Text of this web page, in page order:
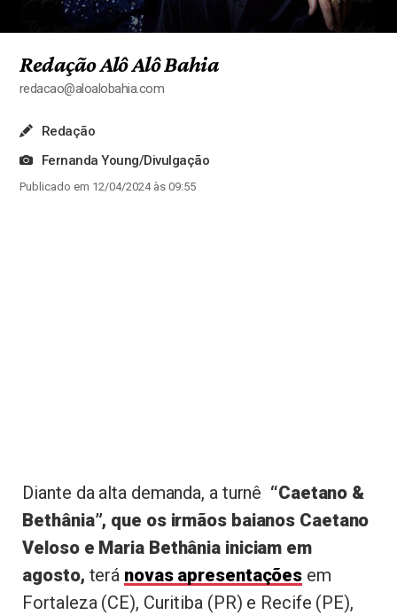
Redação Alô Alô Bahia
redacao@aloalobahia.com
Redação
Fernanda Young/Divulgação
Publicado em 12/04/2024 às 09:55
Diante da alta demanda, a turnê “Caetano &
Bethânia”, que os irmãos baianos Caetano
Veloso e Maria Bethânia iniciam em
agosto, terá novas apresentações em
Fortaleza (CE), Curitiba (PR) e Recife (PE),